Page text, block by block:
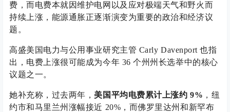
费，而电费本就因维护电网以及应对极端天气和野火而
持续上涨，能源通胀正逐渐演变为重要的政治和经济议
题。
高盛美国电力与公用事业研究主管 Carly Davenport 也指
出，电费上涨很可能成为今年 36 个州州长选举中的核心
议题之一。
她补充称，过去两年， 美国平均电费累计上涨约 9% ，纽
约市和马里兰州涨幅接近 20%，而佛罗里达州和新罕布